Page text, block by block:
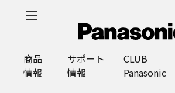
商品
情報
サポート
情報
CLUB
Panasonic